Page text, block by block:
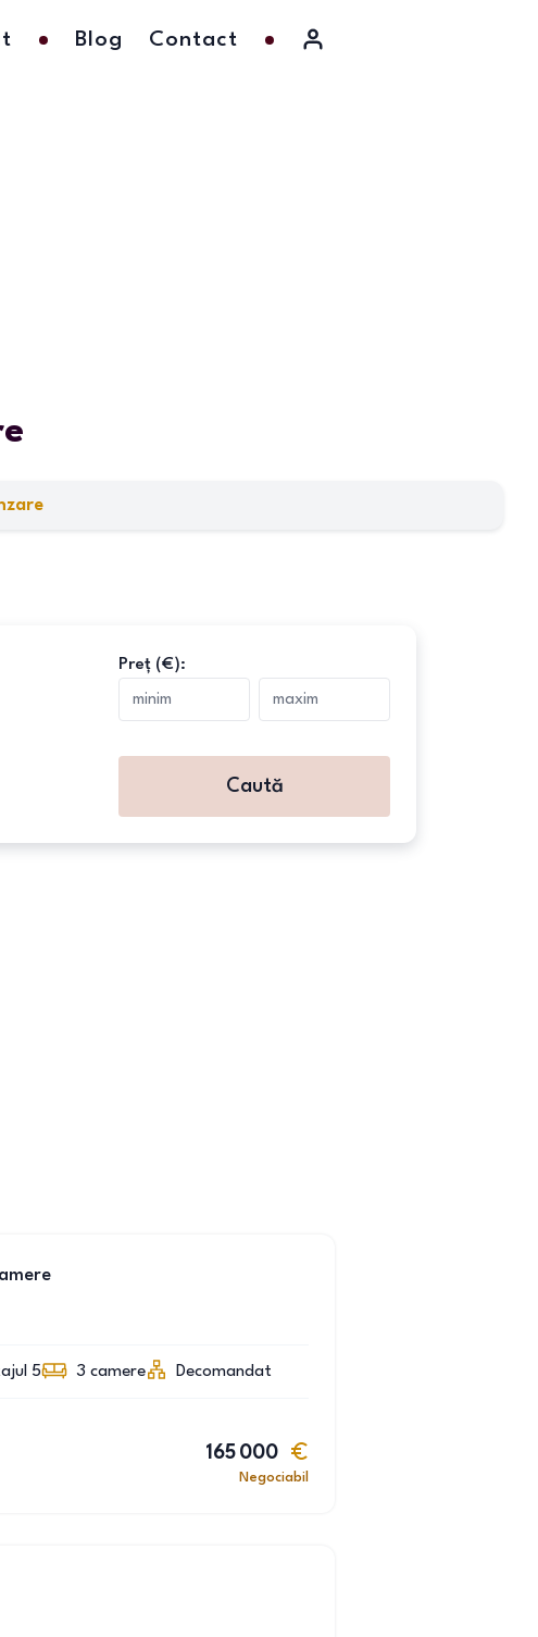
Blog Contact
Preț (€):
Caută
5 3 camere Decomandat
165 000
Negociabil